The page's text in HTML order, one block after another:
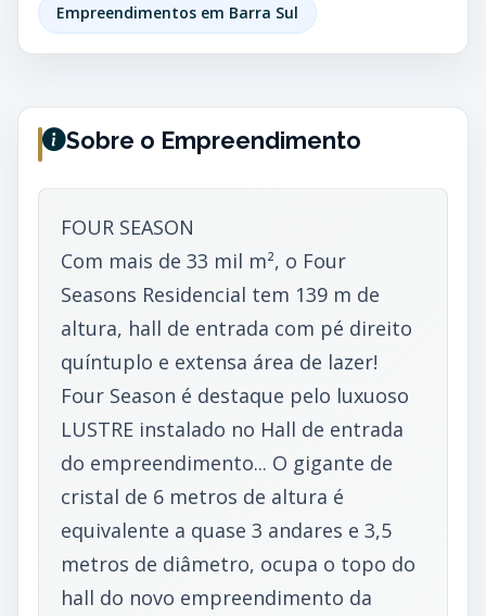
Empreendimentos em Barra Sul
Sobre o Empreendimento
FOUR SEASON
Com mais de 33 mil m², o Four
Seasons Residencial tem 139 m de
altura, hall de entrada com pé direito
quíntuplo e extensa área de lazer!
Four Season é destaque pelo luxuoso
LUSTRE instalado no Hall de entrada
do empreendimento... O gigante de
cristal de 6 metros de altura é
equivalente a quase 3 andares e 3,5
metros de diâmetro, ocupa o topo do
hall do novo empreendimento da